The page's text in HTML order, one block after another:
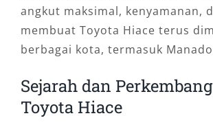
angkut maksimal, kenyamanan,
membuat Toyota Hiace terus
berbagai kota, termasuk
Sejarah dan
Toyota Hiace